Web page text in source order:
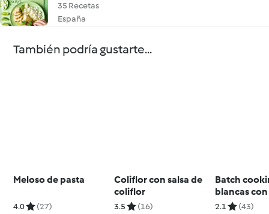
35 Recetas
España
También podría gustarte...
Meloso de pasta
4.0 (27)
Coliflor con salsa de
coliflor
3.5 (16)
Batch
blancas
al aroma
2.1 (43)